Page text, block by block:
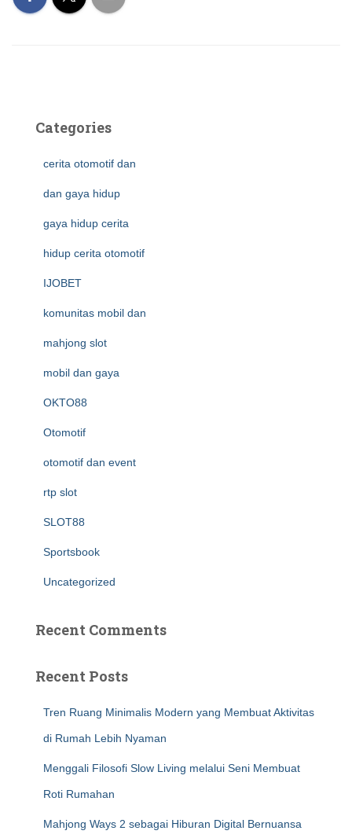
Categories
cerita otomotif dan
dan gaya hidup
gaya hidup cerita
hidup cerita otomotif
IJOBET
komunitas mobil dan
mahjong slot
mobil dan gaya
OKTO88
Otomotif
otomotif dan event
rtp slot
SLOT88
Sportsbook
Uncategorized
Recent Comments
Recent Posts
Tren Ruang Minimalis Modern yang Membuat Aktivitas
di Rumah Lebih Nyaman
Menggali Filosofi Slow Living melalui Seni Membuat
Roti Rumahan
Mahjong Ways 2 sebagai Hiburan Digital Bernuansa